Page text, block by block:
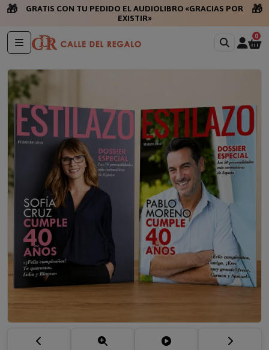
🎁
GRATIS CON TU PEDIDO EL AUDIOLIBRO «GRACIAS POR
EXISTIR»
🎁
0